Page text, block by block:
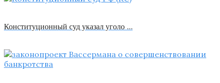
Конституционный суд указал уголо …